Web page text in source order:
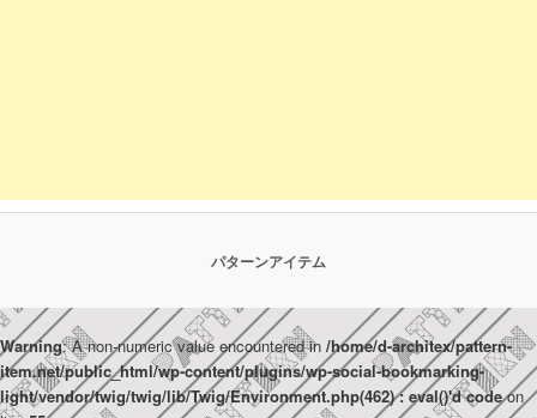
パターンアイテム
Warning: A non-numeric value encountered in /home/d-architex/pattern-
item.net/public_html/wp-content/plugins/wp-social-bookmarking-
light/vendor/twig/twig/lib/Twig/Environment.php(462) : eval()'d codeon